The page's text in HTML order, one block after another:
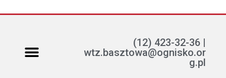
(12) 423-32-36 |
wtz.basztowa@ognisko.or
g.pl